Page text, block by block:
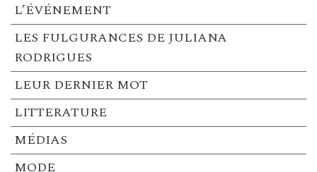
L’ÉVÉNEMENT
LES FULGURANCES DE JULIANA
RODRIGUES
LEUR DERNIER MOT
LITTERATURE
MÉDIAS
MODE